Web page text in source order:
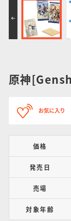
PROJECT
スーパー戦隊シ
ズ
つりグミ
原神
お気に入り
価格
発売日
売場
対象年齢